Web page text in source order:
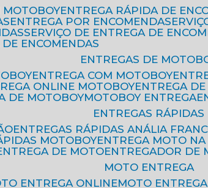
MOTOBOY
ENTREGA RÁPIDA DE
ENTREGA POR ENCOMENDA
SERVIÇO DE ENTREGA DE
DE ENCOMENDAS
ENTREGAS DE
ENTREGA COM MOTOBOY
ONLINE MOTOBOY
ENTREGA
DE MOTOBOY MOTOBOY ENTREGA
ENTREGAS RÁPIDAS
ENTREGAS RÁPIDAS ANÁLIA
MOTOBOY ENTREGA MOTO
ENTREGA DE MOTO
ENTREGADOR DE
MOTO ENTREGA
ENTREGA ONLINE
MOTO